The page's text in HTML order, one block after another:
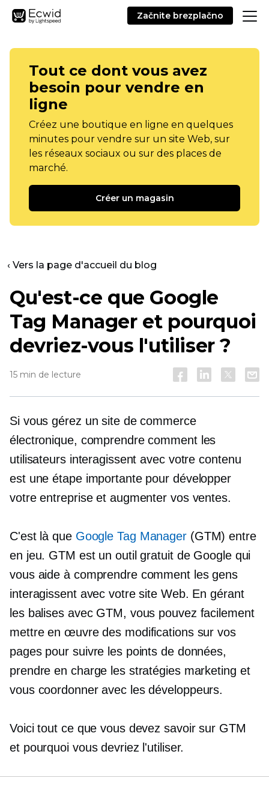
Začnite brezplačno
Tout ce dont vous avez
besoin pour vendre en
ligne
Créez une boutique en ligne en quelques
minutes pour vendre sur un site Web, sur
les réseaux sociaux ou sur des places de
marché.
Créer un magasin
‹ Vers la page d'accueil du blog
Qu'est-ce que Google
Tag Manager et pourquoi
devriez-vous l'utiliser ?
15 min de lecture
Si vous gérez un site de commerce
électronique, comprendre comment les
utilisateurs interagissent avec votre contenu
est une étape importante pour développer
votre entreprise et augmenter vos ventes.
C'est là que Google Tag Manager(GTM) entre
en jeu. GTM est un outil gratuit de Google qui
vous aide à comprendre comment les gens
interagissent avec votre site Web. En gérant
les balises avec GTM, vous pouvez facilement
mettre en œuvre des modifications sur vos
pages pour suivre les points de données,
prendre en charge les stratégies marketing et
vous coordonner avec les développeurs.
Voici tout ce que vous devez savoir sur GTM
et pourquoi vous devriez l'utiliser.